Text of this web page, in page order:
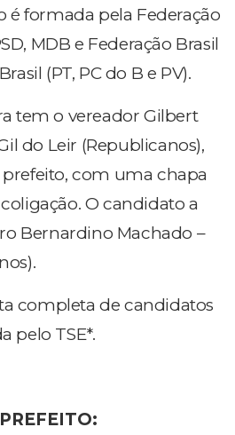
é formada pela Federação
MDB e Federação Brasil
(PT, PC do B e PV).
tem o vereador Gilbert
do Leir (Republicanos),
com uma chapa
O candidato a
Bernardino Machado –
completa de candidatos
pelo TSE*.